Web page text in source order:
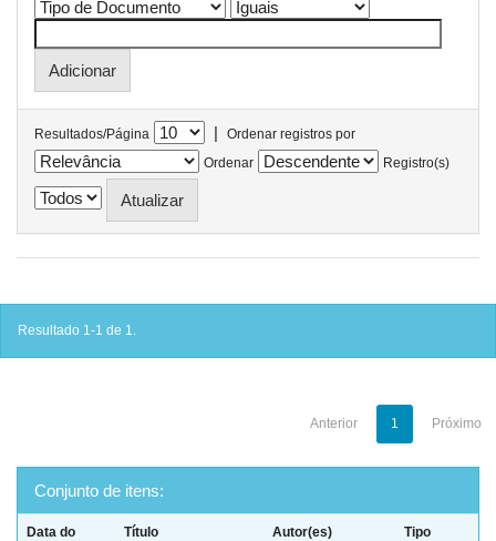
Resultados/Página |
Ordenar registros por
Ordenar
Registro(s)
Resultado 1-1 de 1.
Anterior 1 Próximo
Conjunto de itens:
Data do
Título Autor(es) Tipo